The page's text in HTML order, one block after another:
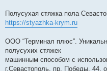
Полусухая стяжка пола
https://styazhka-krym.ru
ООО “Терминал плюс”.
полусухих стяжек
машинным способом с
г.Севастополь, пр. Победы, 44,